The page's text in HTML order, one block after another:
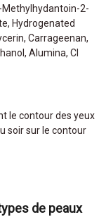
Methylhydantoin-2-
Hydrogenated
Carrageenan,
Alumina, CI
le contour des yeux
soir sur le contour
de peaux